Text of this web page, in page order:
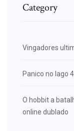
Category
Vingadores
Panico no lago
O hobbit a
online dublado